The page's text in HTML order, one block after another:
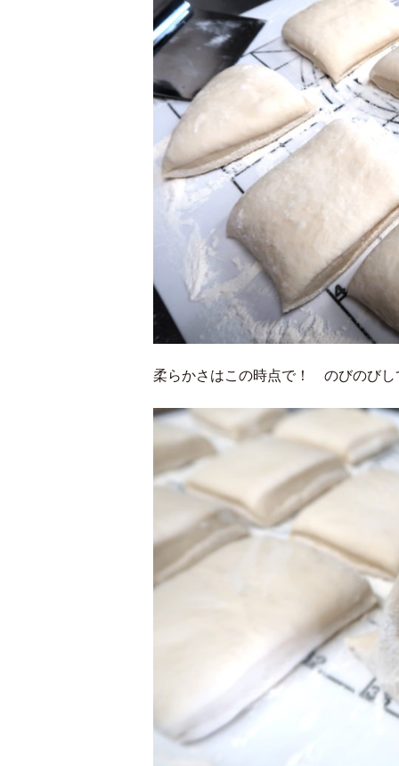
柔らかさはこの時点で！ のびのびし